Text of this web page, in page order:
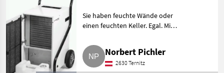
Eco
Sie haben feuchte Wände oder
einen feuchten Keller. Egal. Mit
trocken. Der Bautrockner ist
neuwertig und ist günstig
abzugeben. Fassungs
Norbert Pichler
2630 Ternitz